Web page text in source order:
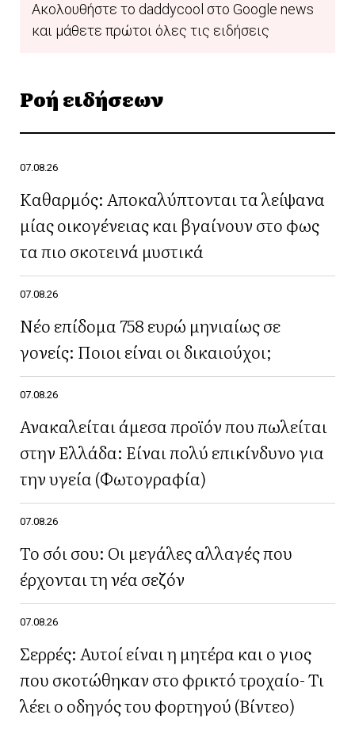
Ακολουθήστε το daddycool στο Google news
και μάθετε πρώτοι όλες τις ειδήσεις
Ροή ειδήσεων
07.08.26
Καθαρμός: Αποκαλύπτονται τα λείψανα
μίας οικογένειας και βγαίνουν στο φως
τα πιο σκοτεινά μυστικά
07.08.26
Νέο επίδομα 758 ευρώ μηνιαίως σε
γονείς: Ποιοι είναι οι δικαιούχοι;
07.08.26
Ανακαλείται άμεσα προϊόν που πωλείται
στην Ελλάδα: Είναι πολύ επικίνδυνο για
την υγεία (Φωτογραφία)
07.08.26
Το σόι σου: Οι μεγάλες αλλαγές που
έρχονται τη νέα σεζόν
07.08.26
Σερρές: Αυτοί είναι η μητέρα και ο γιος
που σκοτώθηκαν στο φρικτό τροχαίο- Τι
λέει ο οδηγός του φορτηγού (Βίντεο)